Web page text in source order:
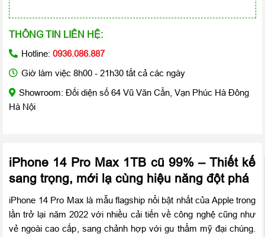
THÔNG TIN LIÊN HỆ:
Hotline: 0936.086.887
Giờ làm việc 8h00 - 21h30 tất cả các ngày
Showroom: Đối diện số 64 Vũ Văn Cẩn, Vạn Phúc Hà Đông
Hà Nội
iPhone 14 Pro Max 1TB cũ 99% – Thiết kế
sang trọng, mới lạ cùng hiệu năng đột phá
iPhone 14 Pro Max là mẫu flagship nổi bật nhất của Apple trong
lần trở lại năm 2022 với nhiều cải tiến về công nghệ cũng như
vẻ ngoài cao cấp, sang chảnh hợp với gu thẩm mỹ đại chúng.